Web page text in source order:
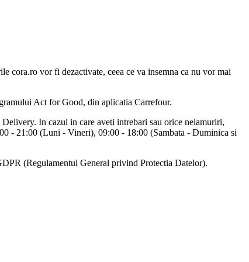
cora.ro vor fi dezactivate, ceea ce va insemna ca nu vor mai
Act for Good, din aplicatia Carrefour.
In cazul in care aveti intrebari sau orice nelamuriri,
- 21:00 (Luni - Vineri), 09:00 - 18:00 (Sambata - Duminica si
(Regulamentul General privind Protectia Datelor).